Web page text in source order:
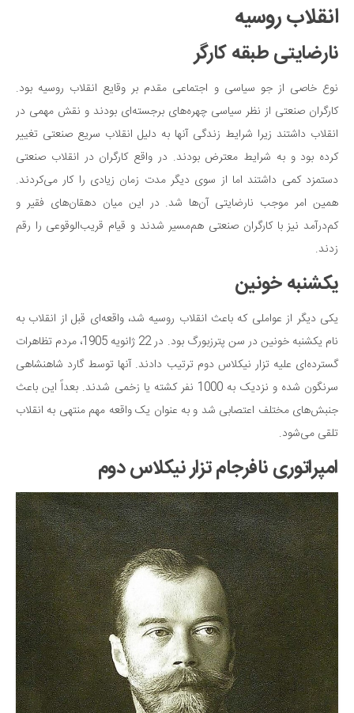
روانشناسی
مراکز پزشکی و دارویی
فرهنگ و هنر
سینما و تئاتر
تلویزیون
موسیقی
چهره‌ها
عکاسی و هنرهای تجسمی
کتاب و کتاب‌خوانی
معماری
علمی
فناوری‌ها
نجوم و هوا فضا
زمین و محیط زیست
خودرو
سرگرمی
دانستنی‌ها
بازی
طنز
فال
مسابقه
اخبار
انقلاب روسیه
نارضایتی طبقه کارگر
نوع خاصی از جو سیاسی و اجتماعی مقدم بر وقایع انقلاب روسیه بود.
کارگران صنعتی از نظر سیاسی چهره‌های برجسته‌ای بودند و نقش مهمی‌ در
انقلاب داشتند زیرا شرایط زندگی آنها به دلیل انقلاب سریع صنعتی تغییر
کرده بود و به شرایط معترض بودند. در واقع کارگران در انقلاب صنعتی
دستمزد کمی داشتند اما از سوی دیگر مدت زمان زیادی را کار می‌کردند.
همین امر موجب نارضایتی آن‌ها شد. در این میان دهقان‌های فقیر و
کم‌درآمد نیز با کارگران صنعتی هم‌مسیر شدند و قیام قریب‌الوقوعی را رقم
زدند.
یکشنبه خونین
یکی دیگر از عواملی که باعث انقلاب روسیه شد، واقعه‌ای قبل از انقلاب به
نام یکشنبه خونین در سن پترزبورگ بود. در 22 ژانویه 1905، مردم تظاهرات
گسترده‌ای علیه تزار نیکلاس دوم ترتیب دادند. آنها توسط گارد شاهنشاهی
سرنگون شده و نزدیک به 1000 نفر کشته یا زخمی شدند. بعداً این باعث
جنبش‌های مختلف اعتصابی شد و به عنوان یک واقعه مهم منتهی به انقلاب
تلقی می‌شود.
امپراتوری نافرجام تزار نیکلاس دوم